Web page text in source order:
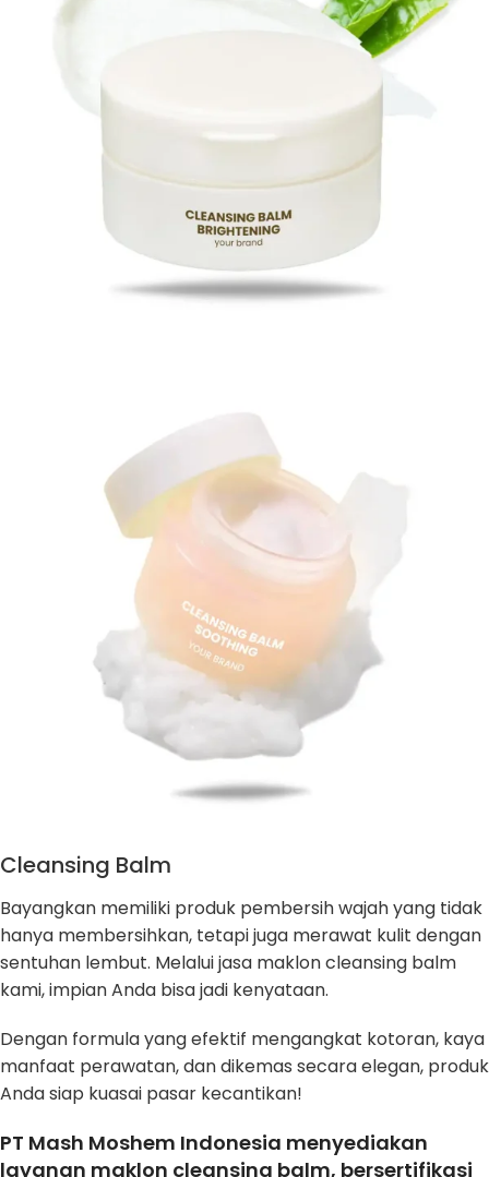
Cleansing Balm
Bayangkan memiliki produk pembersih wajah yang tidak
hanya membersihkan, tetapi juga merawat kulit dengan
sentuhan lembut. Melalui jasa maklon cleansing balm
kami, impian Anda bisa jadi kenyataan.
Dengan formula yang efektif mengangkat kotoran, kaya
manfaat perawatan, dan dikemas secara elegan, produk
Anda siap kuasai pasar kecantikan!
PT Mash Moshem Indonesia menyediakan
layanan maklon cleansing balm, bersertifikasi